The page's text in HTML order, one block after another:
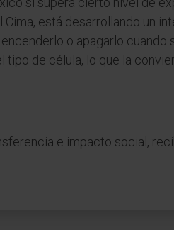
Cima, está desarrollando un
o apagarlo cuando
de célula, lo que la
e impacto social,